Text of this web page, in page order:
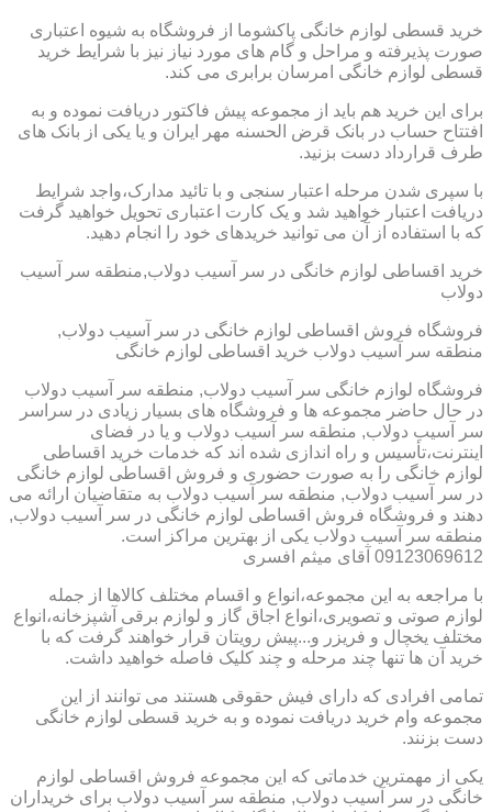
خرید قسطی لوازم خانگی پاکشوما از فروشگاه به شیوه اعتباری
صورت پذیرفته و مراحل و گام های مورد نیاز نیز با شرایط خرید
قسطی لوازم خانگی امرسان برابری می کند.
برای این خرید هم باید از مجموعه پیش فاکتور دریافت نموده و به
افتتاح حساب در بانک قرض الحسنه مهر ایران و یا یکی از بانک های
طرف قرارداد دست بزنید.
با سپری شدن مرحله اعتبار سنجی و با تائید مدارک،واجد شرایط
دریافت اعتبار خواهید شد و یک کارت اعتباری تحویل خواهید گرفت
که با استفاده از آن می توانید خریدهای خود را انجام دهید.
خرید اقساطی لوازم خانگی در سر آسیب دولاب,منطقه سر آسیب
دولاب
فروشگاه فروش اقساطی لوازم خانگی در سر آسیب دولاب,
منطقه سر آسیب دولاب خرید اقساطی لوازم خانگی
فروشگاه لوازم خانگی سر آسیب دولاب, منطقه سر آسیب دولاب
در حال حاضر مجموعه ها و فروشگاه های بسیار زیادی در سراسر
سر آسیب دولاب, منطقه سر آسیب دولاب و یا در فضای
اینترنت،تأسیس و راه اندازی شده اند که خدمات خرید اقساطی
لوازم خانگی را به صورت حضوری و فروش اقساطی لوازم خانگی
در سر آسیب دولاب, منطقه سر آسیب دولاب به متقاضیان ارائه می
دهند و فروشگاه فروش اقساطی لوازم خانگی در سر آسیب دولاب,
منطقه سر آسیب دولاب یکی از بهترین مراکز است.
09123069612 آقای میثم افسری
با مراجعه به این مجموعه،انواع و اقسام مختلف کالاها از جمله
لوازم صوتی و تصویری،انواع اجاق گاز و لوازم برقی آشپزخانه،انواع
مختلف یخچال و فریزر و...پیش رویتان قرار خواهند گرفت که با
خرید آن ها تنها چند مرحله و چند کلیک فاصله خواهید داشت.
تمامی افرادی که دارای فیش حقوقی هستند می توانند از این
مجموعه وام خرید دریافت نموده و به خرید قسطی لوازم خانگی
دست بزنند.
یکی از مهمترین خدماتی که این مجموعه فروش اقساطی لوازم
خانگی در سر آسیب دولاب, منطقه سر آسیب دولاب برای خریداران